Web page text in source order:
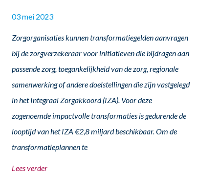
03 mei 2023
Zorgorganisaties kunnen transformatiegelden aanvragen
bij de zorgverzekeraar voor initiatieven die bijdragen aan
passende zorg, toegankelijkheid van de zorg, regionale
samenwerking of andere doelstellingen die zijn vastgelegd
in het Integraal Zorgakkoord (IZA). Voor deze
zogenoemde impactvolle transformaties is gedurende de
looptijd van het IZA €2,8 miljard beschikbaar. Om de
transformatieplannen te
Lees verder